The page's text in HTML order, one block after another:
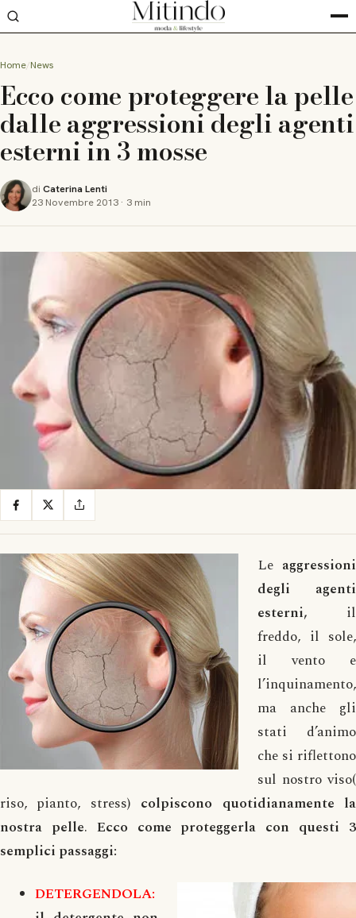
Home News
Ecco come proteggere la pelle
dalle aggressioni degli agenti
esterni in 3 mosse
di Caterina Lenti
23 Novembre 2013 · 3 min
Le aggressioni
degli agenti
esterni, il
freddo, il sole,
il vento e
l’inquinamento,
ma anche gli
stati d’animo
che si riflettono
sul nostro viso(
riso, pianto, stress) colpiscono quotidianamente la
nostra pelle. Ecco come proteggerla con questi 3
semplici passaggi:
DETERGENDOLA: